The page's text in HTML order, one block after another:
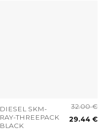
DIESEL SKM-
RAY-THREEPACK
BLACK
32.00€
29.44€